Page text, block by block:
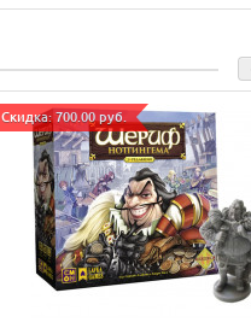
Cкидка: 700.00 руб.